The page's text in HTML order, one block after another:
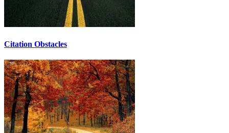
Citation Obstacles